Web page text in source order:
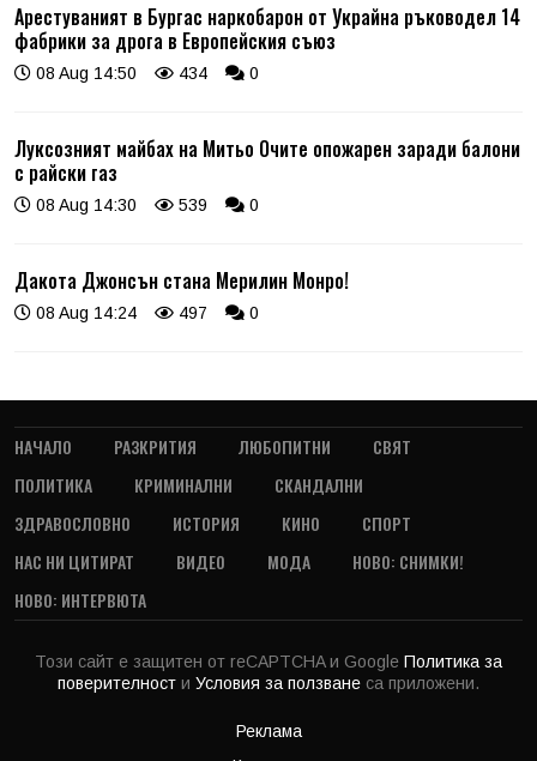
Арестуваният в Бургас наркобарон от Украйна ръководел 14
фабрики за дрога в Европейския съюз
08 Aug 14:50 434 0
Луксозният майбах на Митьо Очите опожарен заради балони
с райски газ
08 Aug 14:30 539 0
Дакота Джонсън стана Мерилин Монро!
08 Aug 14:24 497 0
НАЧАЛО РАЗКРИТИЯ ЛЮБОПИТНИ
СВЯТ
ПОЛИТИКА
КРИМИНАЛНИ
СКАНДАЛНИ
ЗДРАВОСЛОВНО
ИСТОРИЯ КИНО
СПОРТ
НАС НИ ЦИТИРАТ
ВИДЕО МОДА
НОВО: СНИМКИ!
НОВО: ИНТЕРВЮТА
Този сайт е защитен от reCAPTCHA и Google Политика за
поверителност и Условия за ползване са приложени.
Реклама